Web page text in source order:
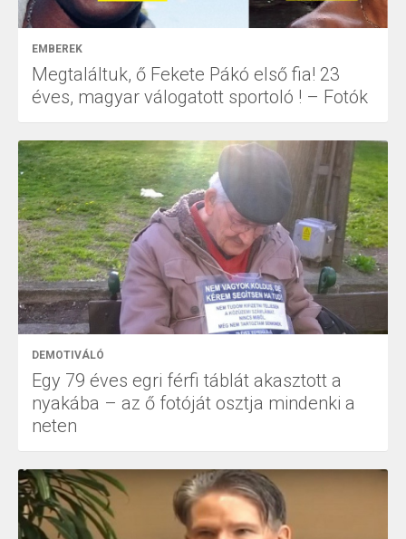
EMBEREK
Megtaláltuk, ő Fekete Pákó első fia! 23
éves, magyar válogatott sportoló ! – Fotók
DEMOTIVÁLÓ
Egy 79 éves egri férfi táblát akasztott a
nyakába – az ő fotóját osztja mindenki a
neten